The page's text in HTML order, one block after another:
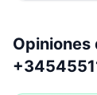
Opiniones